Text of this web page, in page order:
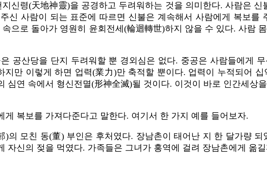
신령(天地神靈)을 공경하고 두려워하는 것을 의미한다. 사람은
신 사람이 되는 표준에 따르면 신불은 계속해서 사람에게 복보를
으로 돌아가 영원히 윤회전세(輪迴轉世)하지 않을 수 있다. 사람
공산당을 단지 두려워할 뿐 경외심은 없다. 중공은 사람들에게
만 이렇게 하면 업력(業力)만 축적할 뿐이다. 업력이 누적되어
연 속에서 형신전멸(形神全滅)될 것이다. 이것이 바로 인간세상
복보를 가져다준다고 말한다. 여기서 한 가지 예를 들어보자.
모친 동(董) 부인은 후처였다. 장남촌이 태어난 지 한 달가량 되
신의 젖을 먹였다. 가족들은 그녀가 홍역에 걸려 장남촌에게 옮